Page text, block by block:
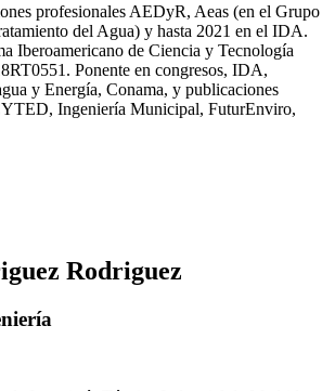
profesionales AEDyR, Aeas (en el Grupo
del Agua) y hasta 2021 en el IDA.
Iberoamericano de Ciencia y Tecnología
Ponente en congresos, IDA,
y Energía, Conama, y publicaciones
Ingeniería Municipal, FuturEnviro,
Rodriguez